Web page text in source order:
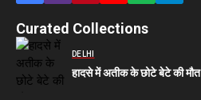
Curated Collections
DELHI
हादसे में अतीक के छोटे बेटे की मौत